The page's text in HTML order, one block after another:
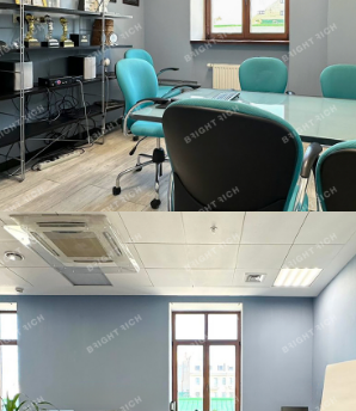
116 м
267 000
руб/мес. 116 м2
267 000
руб/мес.
Показать похожие на
Статьи
Итоги бизнес-завтрака «Апартаменты –
инвестиционный продукт?» в Петербурге
Всего на рынке Петербурга по итогам первого
представлены 4,6 тыс. юнитов, из них 70% —